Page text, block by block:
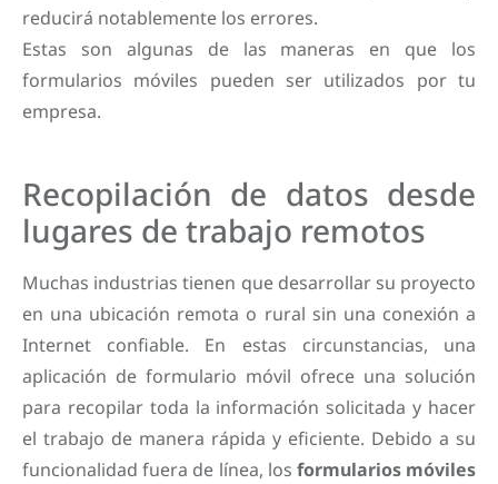
reducirá notablemente los errores.
Estas son algunas de las maneras en que los
formularios móviles pueden ser utilizados por tu
empresa.
Recopilación de datos desde
lugares de trabajo remotos
Muchas industrias tienen que desarrollar su proyecto
en una ubicación remota o rural sin una conexión a
Internet confiable. En estas circunstancias, una
aplicación de formulario móvil ofrece una solución
para recopilar toda la información solicitada y hacer
el trabajo de manera rápida y eficiente. Debido a su
funcionalidad fuera de línea, los formularios móviles